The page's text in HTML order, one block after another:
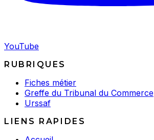
YouTube
RUBRIQUES
Fiches métier
Greffe du Tribunal du Commerce
Urssaf
LIENS RAPIDES